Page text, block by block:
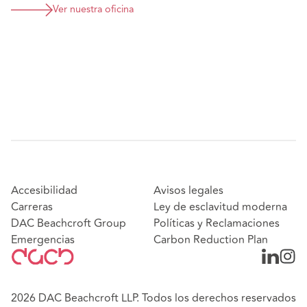
Ver nuestra oficina
Accesibilidad
Carreras
DAC Beachcroft Group
Emergencias
Avisos legales
Ley de esclavitud moderna
Políticas y Reclamaciones
Carbon Reduction Plan
2026 DAC Beachcroft LLP. Todos los derechos reservados